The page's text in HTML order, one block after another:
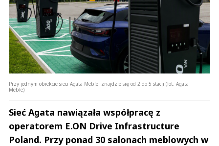
Przy jednym obiekcie sieci Agata Meble znajdzie się od 2 do 5 stacji (fot. Agata
Meble)
Sieć Agata nawiązała współpracę z
operatorem E.ON Drive Infrastructure
Poland. Przy ponad 30 salonach meblowych w